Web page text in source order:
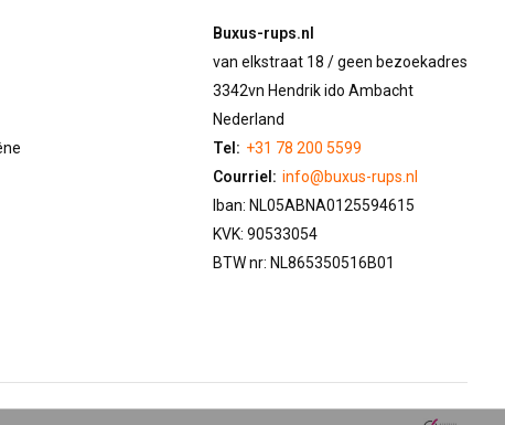
Buxus-rups.nl
van elkstraat 18 / geen bezoekadres
3342vn Hendrik ido Ambacht
Nederland
Tel: +31 78 200 5599
Courriel: info@buxus-rups.nl
Iban: NL05ABNA0125594615
KVK: 90533054
BTW nr: NL865350516B01